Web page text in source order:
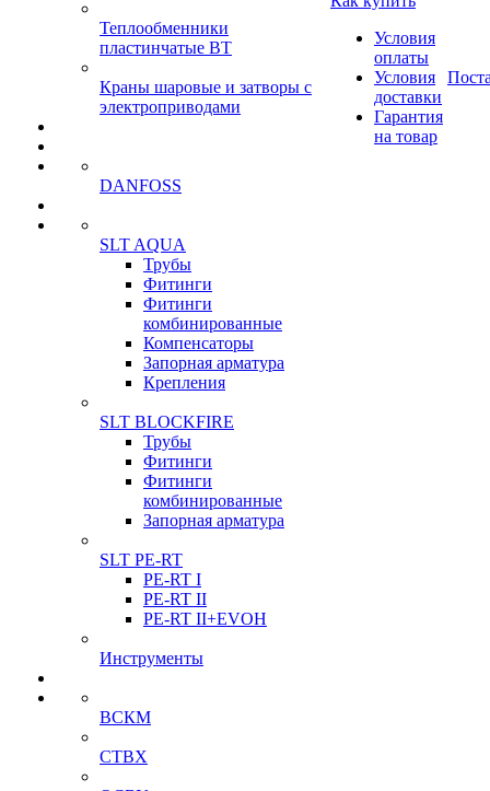
Теплообменники
пластинчатые ВТ
Краны шаровые и затворы с
электроприводами
DANFOSS
SLT AQUA
Трубы
Фитинги
Фитинги
комбинированные
Компенсаторы
Запорная арматура
Крепления
SLT BLOCKFIRE
Трубы
Фитинги
Фитинги
комбинированные
Запорная арматура
SLT PE-RT
PE-RT I
PE-RT II
PE-RT II+EVOH
Инструменты
ВСКМ
СТВХ
Условия
оплаты
Условия
доставки
Гарантия
на товар